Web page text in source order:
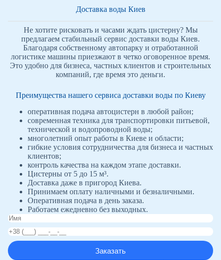
Доставка воды Киев
Не хотите рисковать и часами ждать цистерну? Мы
предлагаем стабильный сервис доставки воды Киев.
Благодаря собственному автопарку и отработанной
логистике машины приезжают в четко оговоренное время.
Это удобно для бизнеса, частных клиентов и строительных
компаний, где время это деньги.
Преимущества нашего сервиса доставки воды по Киеву
оперативная подача автоцистерн в любой район;
современная техника для транспортировки питьевой,
технической и водопроводной воды;
многолетний опыт работы в Киеве и области;
гибкие условия сотрудничества для бизнеса и частных
клиентов;
контроль качества на каждом этапе доставки.
Цистерны от 5 до 15 м³.
Доставка даже в пригород Киева.
Принимаем оплату наличными и безналичными.
Оперативная подача в день заказа.
Работаем ежедневно без выходных.